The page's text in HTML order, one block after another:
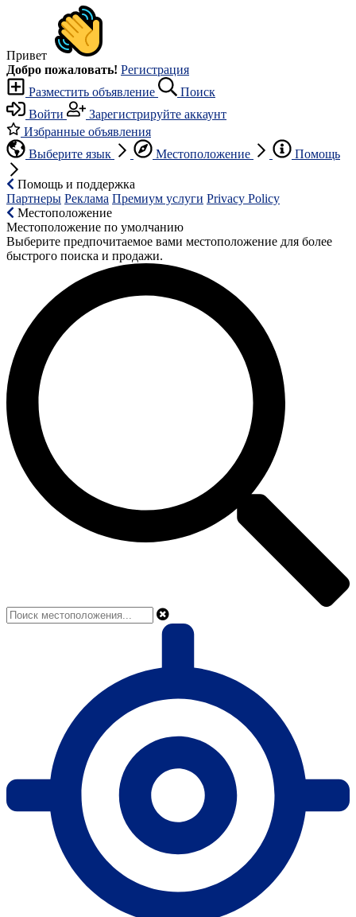
Привет
Добро пожаловать! Регистрация
Разместить объявление
Поиск
Войти
Зарегистрируйте аккаунт
Избранные объявления
Выберите язык
Местоположение Помощь
Помощь и поддержка
Партнеры Реклама Премиум услуги Privacy Policy
Местоположение
Местоположение по умолчанию
Выберите предпочитаемое вами местоположение для более
быстрого поиска и продажи.